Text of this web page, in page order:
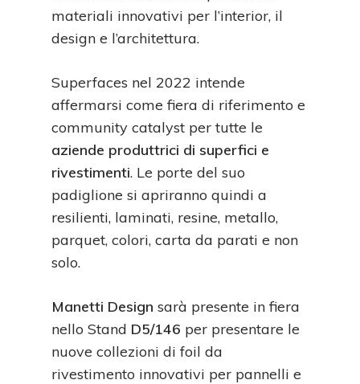
materiali innovativi per l’interior, il
design e l’architettura.
Superfaces nel 2022 intende
affermarsi come fiera di riferimento e
community catalyst per tutte le
aziende produttrici di superfici e
rivestimenti. Le porte del suo
padiglione si apriranno quindi a
resilienti, laminati, resine, metallo,
parquet, colori, carta da parati e non
solo.
Manetti Design sarà presente in fiera
nello Stand D5/146 per presentare le
nuove collezioni di foil da
rivestimento innovativi per pannelli e